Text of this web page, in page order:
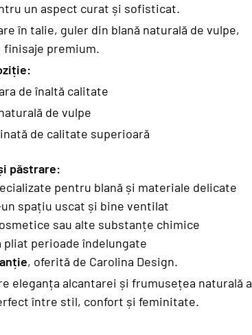
un aspect curat și sofisticat.
în talie, guler din blană naturală de vulpe,
finisaje premium.
de înaltă calitate
de vulpe
de calitate superioară
păstrare:
pentru blană și materiale delicate
spațiu uscat și bine ventilat
sau alte substanțe chimice
pliat perioade îndelungate
, oferită de Carolina Design.
eleganța alcantarei și frumusețea naturală a
între stil, confort și feminitate.